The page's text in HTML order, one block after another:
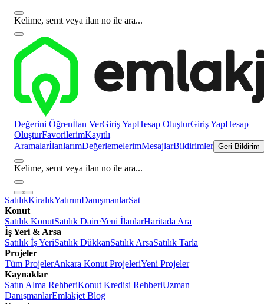
Kelime, semt veya ilan no ile ara...
Değerini Öğrenİlan VerGiriş YapHesap OluşturGiriş YapHesap
OluşturFavorilerimKayıtlı
AramalarİlanlarımDeğerlemelerimMesajlarBildirimler Geri Bildirim
Kelime, semt veya ilan no ile ara...
SatılıkKiralıkYatırımDanışmanlarSat
Konut
Satılık KonutSatılık DaireYeni İlanlarHaritada Ara
İş Yeri & Arsa
Satılık İş YeriSatılık DükkanSatılık ArsaSatılık Tarla
Projeler
Tüm ProjelerAnkara Konut ProjeleriYeni Projeler
Kaynaklar
Satın Alma RehberiKonut Kredisi RehberiUzman
DanışmanlarEmlakjet Blog